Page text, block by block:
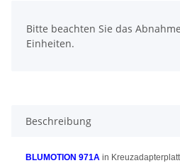
Bitte beachten Sie das
Einheiten.
Beschreibung
BLUMOTION 971A in